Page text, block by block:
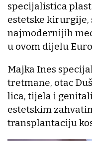
specijalistica
estetske kirurgije,
najmodernijih
u ovom dijelu
Majka Ines
tretmane, otac
lica, tijela i
estetskim
transplantaciju